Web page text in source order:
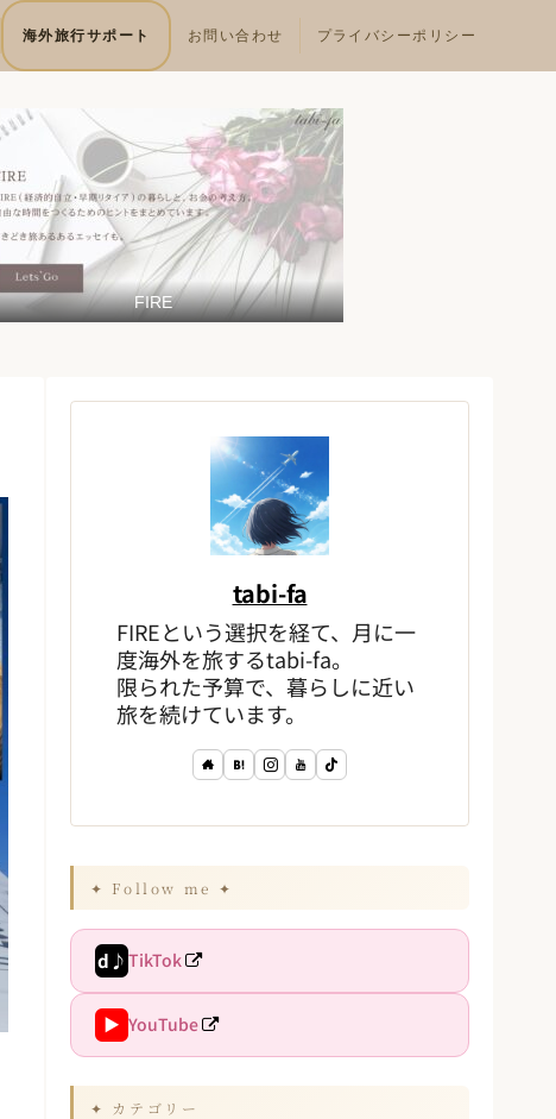
海外旅行サポート お問い合わせ プライバシーポリシー
FIRE
tabi-fa
FIREという選択を経て、月に一
度海外を旅するtabi-fa。
限られた予算で、暮らしに近い
旅を続けています。
✦ Follow me ✦
d♪ TikTok
▶ YouTube
✦ カテゴリー